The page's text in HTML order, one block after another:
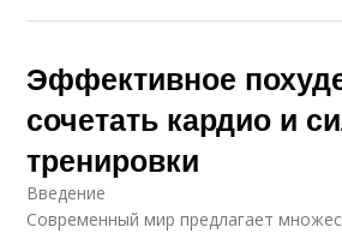
Эффективное
сочетать кардио и
тренировки
Введение
Современный мир предлагает